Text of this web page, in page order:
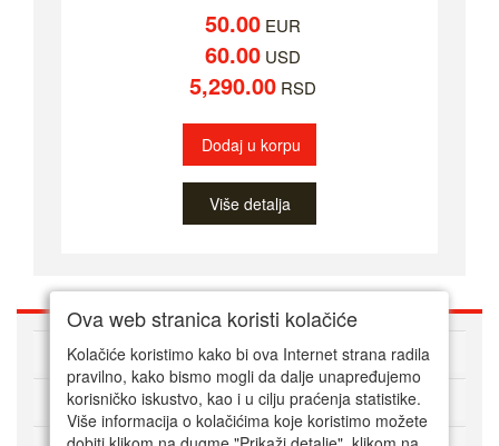
50.00EUR
60.00USD
5,290.00RSD
Dodaj u korpu
Više detalja
O nama
Kako kupovati online
Ova web stranica koristi kolačiće
Kolačiće koristimo kako bi ova Internet strana radila
pravilno, kako bismo mogli da dalje unapređujemo
korisničko iskustvo, kao i u cilju praćenja statistike.
Više informacija o kolačićima koje koristimo možete